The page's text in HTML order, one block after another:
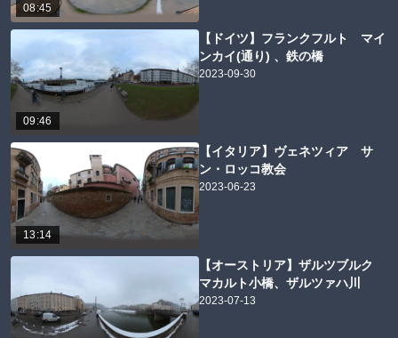
08:45
09:46
【ドイツ】フランクフルト マイ
ンカイ(通り) 、鉄の橋
2023-09-30
13:14
【イタリア】ヴェネツィア サ
ン・ロッコ教会
2023-06-23
【オーストリア】ザルツブルク
マカルト小橋、ザルツァハ川
2023-07-13